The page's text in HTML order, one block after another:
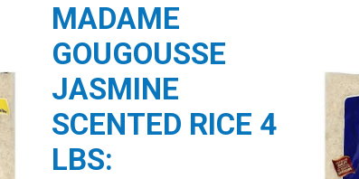
MADAME
GOUGOUSSE
JASMINE
SCENTED RICE 4
LBS: